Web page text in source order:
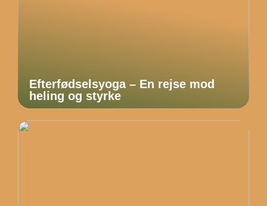
Efterfødselsyoga – En rejse mod
heling og styrke